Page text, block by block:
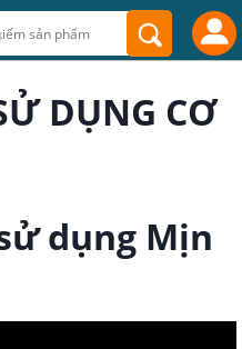
DỤNG CƠ
dụng Mịn